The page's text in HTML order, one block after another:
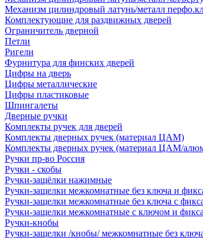
Механизм цилиндровый латунь/металл
Комплектующие для раздвижных дверей
Ограничитель дверной
Петли
Ригели
Фурнитура для финских дверей
Цифры на дверь
Цифры металлические
Цифры пластиковые
Шпингалеты
Дверные ручки
Комплекты ручек для дверей
Комплекты дверных ручек (материал ЦАМ)
Комплекты дверных ручек (материал ЦАМ/
Ручки пр-во Россия
Ручки - скобы
Ручки-защёлки нажимные
Ручки-защелки межкомнатные без ключа и
Ручки-защелки межкомнатные без ключа с
Ручки-защелки межкомнатные с ключом и
Ручки-кнобы
Ручки-защелки /кнобы/ межкомнатные без